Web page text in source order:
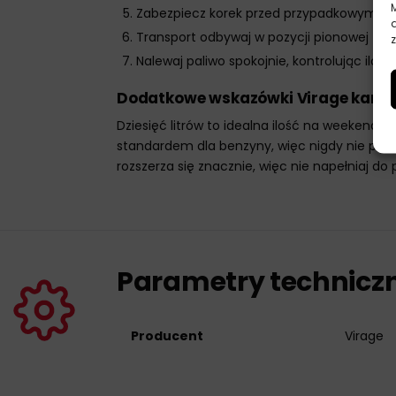
Zabezpiecz korek przed przypadkowym
Transport odbywaj w pozycji pionowej z
Nalewaj paliwo spokojnie, kontrolując ilość
Dodatkowe wskazówki Virage
Dziesięć litrów to idealna ilość na weekend
standardem dla benzyny, więc nigdy nie
rozszerza się znacznie, więc nie napełniaj
Parametry
Producent Virage